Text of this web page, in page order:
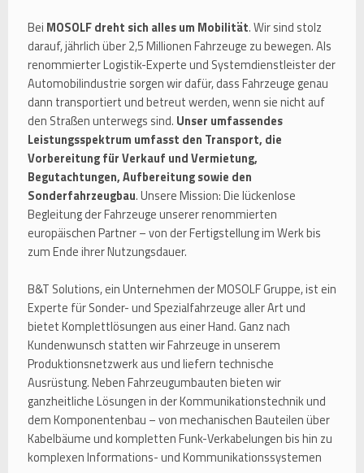
Bei MOSOLF dreht sich alles um Mobilität. Wir sind stolz
darauf, jährlich über 2,5 Millionen Fahrzeuge zu bewegen. Als
renommierter Logistik-Experte und Systemdienstleister der
Automobilindustrie sorgen wir dafür, dass Fahrzeuge genau
dann transportiert und betreut werden, wenn sie nicht auf
den Straßen unterwegs sind. Unser umfassendes
Leistungsspektrum umfasst den Transport, die
Vorbereitung für Verkauf und Vermietung,
Begutachtungen, Aufbereitung sowie den
Sonderfahrzeugbau. Unsere Mission: Die lückenlose
Begleitung der Fahrzeuge unserer renommierten
europäischen Partner – von der Fertigstellung im Werk bis
zum Ende ihrer Nutzungsdauer.
B&T Solutions, ein Unternehmen der MOSOLF Gruppe, ist ein
Experte für Sonder- und Spezialfahrzeuge aller Art und
bietet Komplettlösungen aus einer Hand. Ganz nach
Kundenwunsch statten wir Fahrzeuge in unserem
Produktionsnetzwerk aus und liefern technische
Ausrüstung. Neben Fahrzeugumbauten bieten wir
ganzheitliche Lösungen in der Kommunikationstechnik und
dem Komponentenbau – von mechanischen Bauteilen über
Kabelbäume und kompletten Funk-Verkabelungen bis hin zu
komplexen Informations- und Kommunikationssystemen